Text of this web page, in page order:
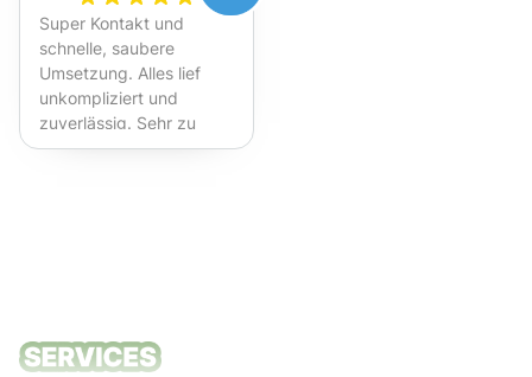
Super Kontakt und
schnelle, saubere
Umsetzung. Alles lief
unkompliziert und
zuverlässig. Sehr zu
empfehlen!